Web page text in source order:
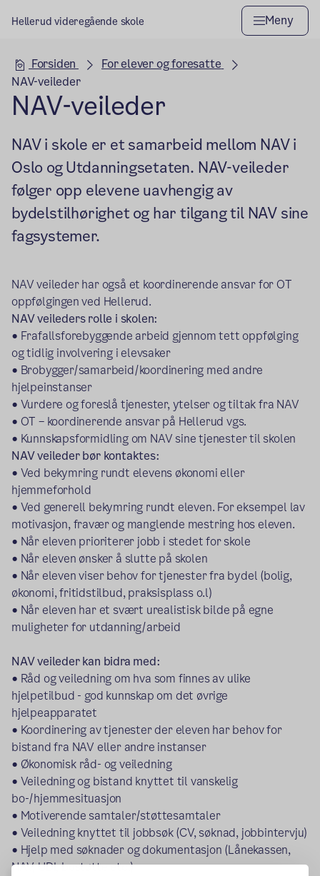
Hellerud videregående skole Meny
Hovedseksjon
Forsiden
For elever og foresatte
NAV-veileder
NAV-veileder
NAV i skole er et samarbeid mellom NAV i
Oslo og Utdanningsetaten. NAV-veileder
følger opp elevene uavhengig av
bydelstilhørighet og har tilgang til NAV sine
fagsystemer.
NAV veileder har også et koordinerende ansvar for OT
oppfølgingen ved Hellerud.
NAV veileders rolle i skolen:
• Frafallsforebyggende arbeid gjennom tett oppfølging
og tidlig involvering i elevsaker
• Brobygger/samarbeid/koordinering med andre
hjelpeinstanser
• Vurdere og foreslå tjenester, ytelser og tiltak fra NAV
• OT – koordinerende ansvar på Hellerud vgs.
• Kunnskapsformidling om NAV sine tjenester til skolen
NAV veileder bør kontaktes:
• Ved bekymring rundt elevens økonomi eller
hjemmeforhold
• Ved generell bekymring rundt eleven. For eksempel lav
motivasjon, fravær og manglende mestring hos eleven.
• Når eleven prioriterer jobb i stedet for skole
• Når eleven ønsker å slutte på skolen
• Når eleven viser behov for tjenester fra bydel (bolig,
økonomi, fritidstilbud, praksisplass o.l)
• Når eleven har et svært urealistisk bilde på egne
muligheter for utdanning/arbeid
NAV veileder kan bidra med:
• Råd og veiledning om hva som finnes av ulike
hjelpetilbud - god kunnskap om det øvrige
hjelpeapparatet
• Koordinering av tjenester der eleven har behov for
bistand fra NAV eller andre instanser
• Økonomisk råd- og veiledning
• Veiledning og bistand knyttet til vanskelig
bo-/hjemmesituasjon
• Motiverende samtaler/støttesamtaler
• Veiledning knyttet til jobbsøk (CV, søknad, jobbintervju)
• Hjelp med søknader og dokumentasjon (Lånekassen,
NAV, UDI, bostøtte etc.)